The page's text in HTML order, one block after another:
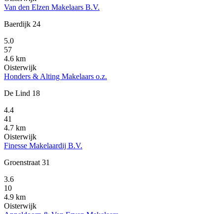
Van den Elzen Makelaars B.V.
Baerdijk 24
5.0
57
4.6 km
Oisterwijk
Honders & Alting Makelaars o.z.
De Lind 18
4.4
41
4.7 km
Oisterwijk
Finesse Makelaardij B.V.
Groenstraat 31
3.6
10
4.9 km
Oisterwijk